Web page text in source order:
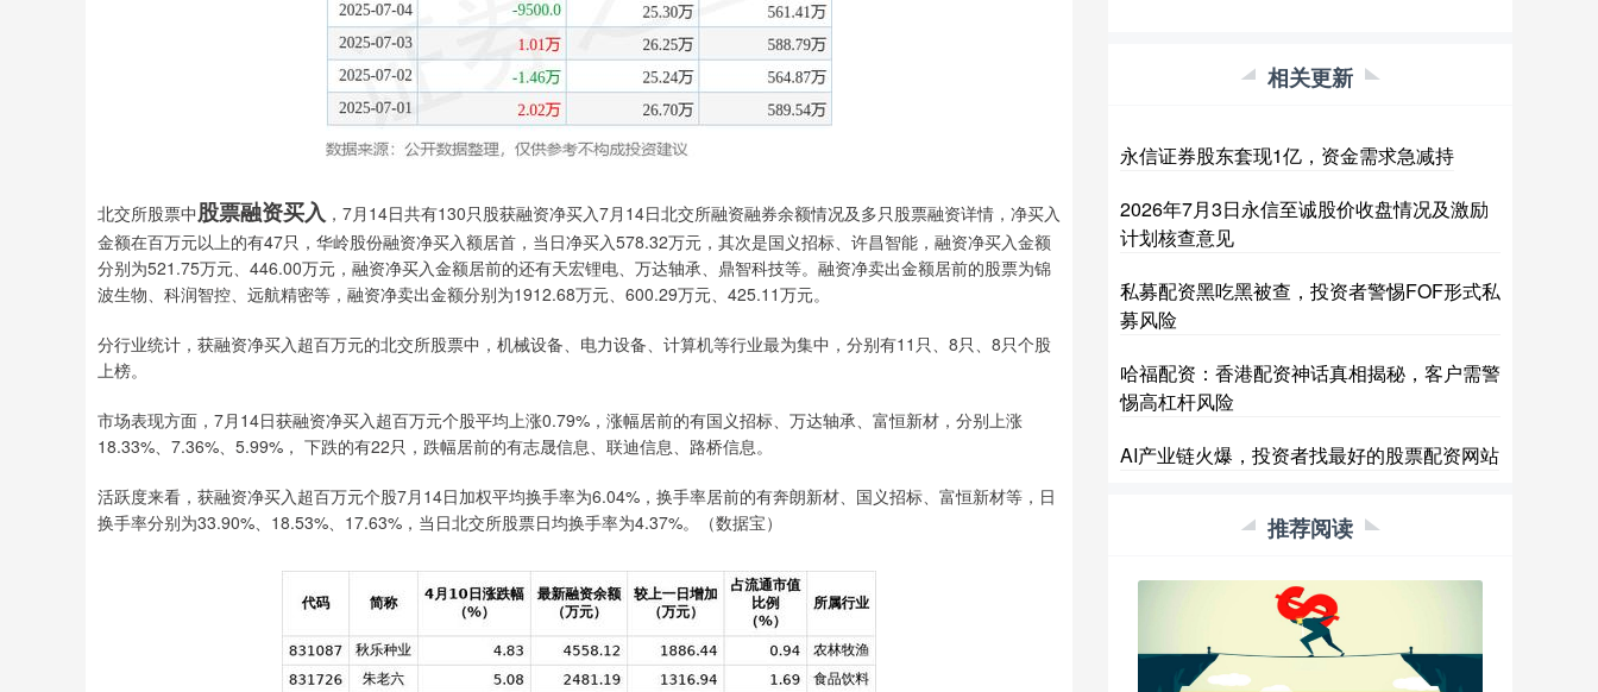
北交所股票中股票融资买入 ，7月14日共有130只股获融资净买入7月14日北交所融资融券余额情况及多只股票融资详情，净买入
金额在百万元以上的有47只，华岭股份融资净买入额居首，当日净买入578.32万元，其次是国义招标、许昌智能，融资净买入金额
分别为521.75万元、446.00万元，融资净买入金额居前的还有天宏锂电、万达轴承、鼎智科技等。融资净卖出金额居前的股票为锦
波生物、科润智控、远航精密等，融资净卖出金额分别为1912.68万元、600.29万元、425.11万元。
分行业统计，获融资净买入超百万元的北交所股票中，机械设备、电力设备、计算机等行业最为集中，分别有11只、8只、8只个股
上榜。
市场表现方面，7月14日获融资净买入超百万元个股平均上涨0.79%，涨幅居前的有国义招标、万达轴承、富恒新材，分别上涨
18.33%、7.36%、5.99%， 下跌的有22只，跌幅居前的有志晟信息、联迪信息、路桥信息。
活跃度来看，获融资净买入超百万元个股7月14日加权平均换手率为6.04%，换手率居前的有奔朗新材、国义招标、富恒新材等，日
换手率分别为33.90%、18.53%、17.63%，当日北交所股票日均换手率为4.37%。（数据宝）
相关更新
永信证券股东套现1亿，资金需求急减持
2026年7月3日永信至诚股价收盘情况及激励
计划核查意见
私募配资黑吃黑被查，投资者警惕FOF形式私
募风险
哈福配资：香港配资神话真相揭秘，客户需警
惕高杠杆风险
AI产业链火爆，投资者找最好的股票配资网站
推荐阅读